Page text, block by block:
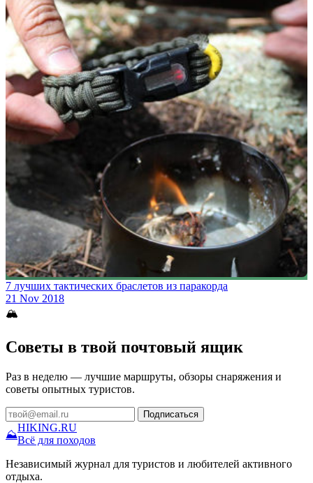
7 лучших тактических браслетов из паракорда
21 Nov 2018
🏔
Советы в твой почтовый ящик
Раз в неделю — лучшие маршруты, обзоры снаряжения и
советы опытных туристов.
Подписаться
⛰
HIKING.RU
Всё для походов
Независимый журнал для туристов и любителей активного
отдыха.